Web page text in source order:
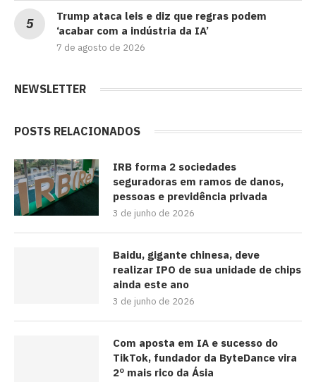
Trump ataca leis e diz que regras podem
‘acabar com a indústria da IA’
7 de agosto de 2026
NEWSLETTER
POSTS RELACIONADOS
IRB forma 2 sociedades
seguradoras em ramos de danos,
pessoas e previdência privada
3 de junho de 2026
Baidu, gigante chinesa, deve
realizar IPO de sua unidade de chips
ainda este ano
3 de junho de 2026
Com aposta em IA e sucesso do
TikTok, fundador da ByteDance vira
2º mais rico da Ásia